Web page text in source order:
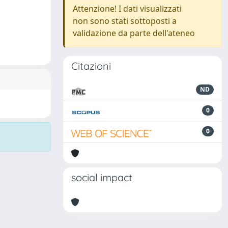
Attenzione! I dati visualizzati
non sono stati sottoposti a
validazione da parte dell'ateneo
Citazioni
ND
0
0
social impact